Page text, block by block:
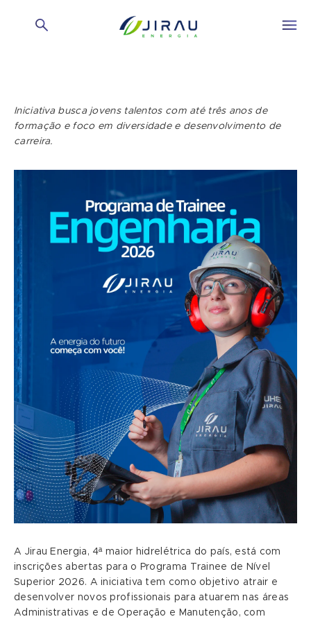
Iniciativa busca jovens talentos com até três anos de
formação e foco em diversidade e desenvolvimento de
carreira.
A Jirau Energia, 4ª maior hidrelétrica do país, está com
inscrições abertas para o Programa Trainee de Nível
Superior 2026. A iniciativa tem como objetivo atrair e
desenvolver novos profissionais para atuarem nas áreas
Administrativas e de Operação e Manutenção, com